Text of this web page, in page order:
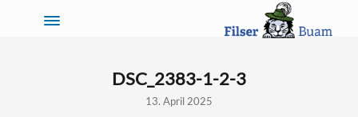
DSC_2383-1-2-3
13. April 2025